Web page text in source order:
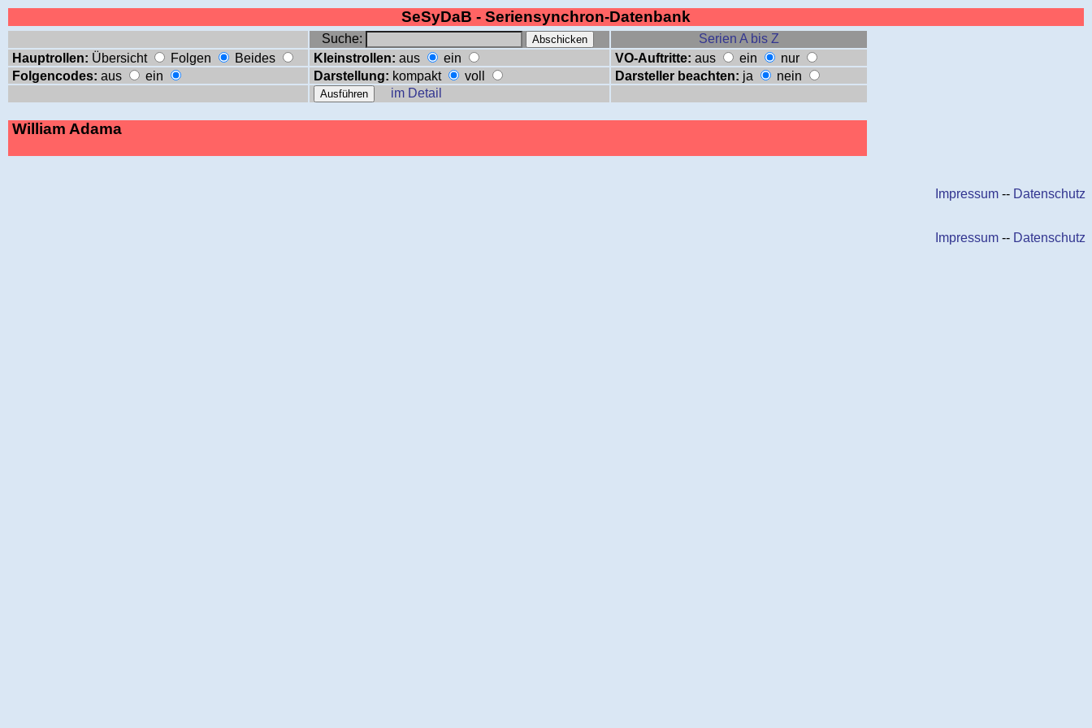
SeSyDaB - Seriensynchron-Datenbank
Suche:
Serien A bis Z
Hauptrollen: Übersicht Folgen Beides Kleinstrollen: aus ein VO-Auftritte: aus ein
nur
Folgencodes: aus ein Darstellung: kompakt voll Darsteller beachten: ja
nein
im Detail
William Adama
Impressum -- Datenschutz
Impressum -- Datenschutz